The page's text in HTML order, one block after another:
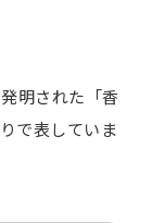
明された「香
で表していま